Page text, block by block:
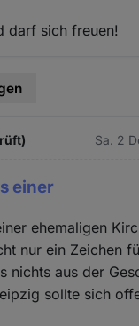
darf sich freuen!
Sa. 2
einer
ehemaligen
nur ein Zeichen
nichts aus der
sollte sich